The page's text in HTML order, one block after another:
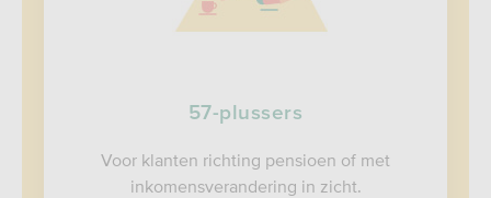
57-plussers
Voor klanten richting pensioen of met
inkomensverandering in zicht.